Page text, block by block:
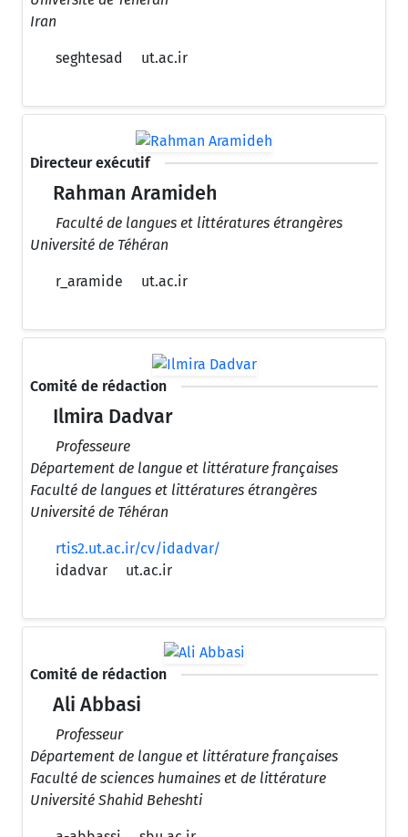
Iran
seghtesad ut.ac.ir
Directeur exécutif
Rahman Aramideh
Faculté de langues et littératures étrangères
Université de Téhéran
r_aramide ut.ac.ir
Comité de rédaction
Ilmira Dadvar
Professeure
Département de langue et littérature françaises
Faculté de langues et littératures étrangères
Université de Téhéran
rtis2.ut.ac.ir/cv/idadvar/
idadvar
ut.ac.ir
Comité de rédaction
Ali Abbasi
Professeur
Département de langue et littérature françaises
Faculté de sciences humaines et de littérature
Université Shahid Beheshti